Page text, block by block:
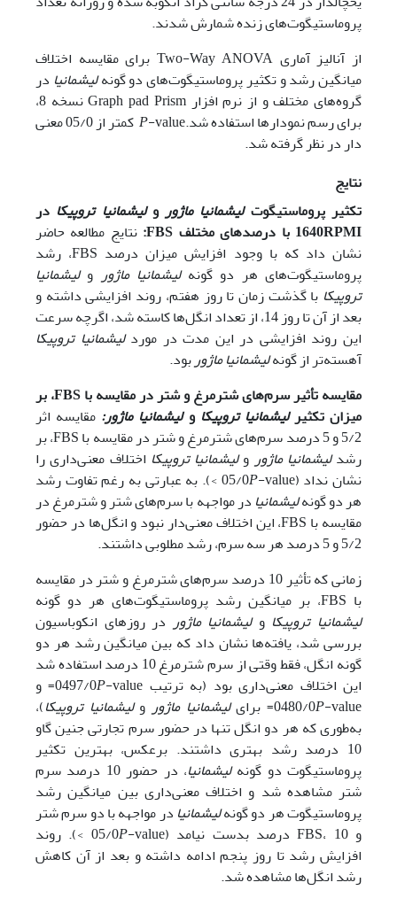
پروماستیگوت‌‌های زنده شمارش شدند.
از آنالیز آماری Two-Way ANOVA برای مقایسه اختلاف
میانگین رشد و تکثیر پروماستیگوت‌‌های دو گونهلیشمانیا در
گروه‌‌های مختلف و از نرم افزار Graph pad Prism نسخه 8،
برای رسم نمودارها استفاده شد.
P
-value کمتر از 05/0 معنی
دار در نظر گرفته شد.
نتایج
تکثیر پروماستیگوتلیشمانیا ماژورولیشمانیا تروپیکا در
1640RPMI با درصد‌های مختلف FBS
:نتایج مطالعه حاضر
نشان داد که با وجود افزایش میزان درصد FBS، رشد
پروماستیگوت‌‌های هر دو گونهلیشمانیا ماژورولیشمانیا
تروپیکا با گذشت زمان تا روز هفتم، روند افزایشی داشته و
بعد از آن تا روز 14، از تعداد انگل‌ها کاسته شد، اگرچه سرعت
این روند افزایشی در این مدت در موردلیشمانیا تروپیکا
آهسته‌تر از گونهلیشمانیا ماژوربود.
مقایسه تأثیرسرم‌‌های شترمرغ و شتر در مقایسه باFBS، بر
میزان تکثیرلیشمانیا تروپیکا ولیشمانیا ماژور: مقایسه اثر
5/2 و 5 درصد سرم‌‌های شترمرغ و شتر در مقایسه با FBS، بر
رشدلیشمانیا ماژورولیشمانیا تروپیکا اختلاف معنی‌داری را
نشان نداد (05/0
P
-value >). به عبارتی به رغم تفاوت رشد
هر دو گونهلیشمانیا در مواجهه با سرم‌‌های شتر و شترمرغ در
مقایسه با FBS، این اختلاف معنی‌دار نبود و انگل‌ها در حضور
5/2 و 5 درصد هر سه سرم، رشد مطلوبی داشتند.
زمانی که تأثیر 10 درصد سرم‌‌های شترمرغ و شتر در مقایسه
با FBS، بر میانگین رشد پروماستیگوت‌‌های هر دو گونه
لیشمانیا تروپیکا ولیشمانیا ماژوردر روز‌های انکوباسیون
بررسی شد، یافته‌ها نشان داد که بین میانگین رشد هر دو
گونه انگل، فقط وقتی از سرم شترمرغ 10 درصد استفاده شد
این اختلاف معنی‌داری بود (به ترتیب 0497/0
P
-value= و
0480/0P-value= برای لیشمانیا ماژورولیشمانیا تروپیکا)،
به‌طوری که هر دو انگل تنها در حضور سرم تجارتی جنین گاو
10 درصد رشد بهتری داشتند. برعکس، بهترین تکثیر
پروماستیگوت دو گونهلیشمانیا
، در حضور 10 درصد سرم
شتر مشاهده شد و اختلاف معنی‌داری بین میانگین رشد
پروماستیگوت هر دو گونهلیشمانیا در مواجهه با دو سرم شتر
و FBS، 10 درصد بدست نیامد (05/0
P
-value >). روند
افزایش رشد تا روز پنجم ادامه داشته و بعد از آن کاهش
رشد انگل‌ها مشاهده شد.